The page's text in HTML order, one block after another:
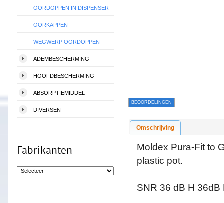
OORDOPPEN IN DISPENSER
OORKAPPEN
WEGWERP OORDOPPEN
ADEMBESCHERMING
HOOFDBESCHERMING
ABSORPTIEMIDDEL
DIVERSEN
Fabrikanten
BEOORDELINGEN
Omschrijving
Moldex Pura-Fit to
plastic pot.
SNR 36 dB H